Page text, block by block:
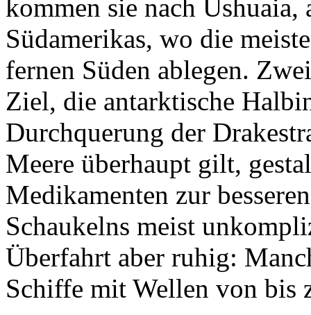
kommen sie nach
Südamerikas, wo die
fernen Süden ablegen.
Ziel, die antarktische
Durchquerung der
Meere überhaupt gilt,
Medikamenten zur
Schaukelns meist
Überfahrt aber ruhig:
Schiffe mit Wellen von bis